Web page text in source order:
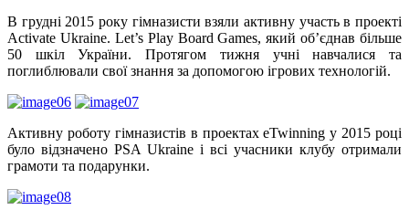
В грудні 2015 року гімназисти взяли активну участь в проекті
Activate Ukraine. Let’s Play Board Games, який об’єднав більше
50 шкіл України. Протягом тижня учні навчалися та
поглиблювали свої знання за допомогою ігрових технологій.
Активну роботу гімназистів в проектах eTwinning у 2015 році
було відзначено PSA Ukraine і всі учасники клубу отримали
грамоти та подарунки.